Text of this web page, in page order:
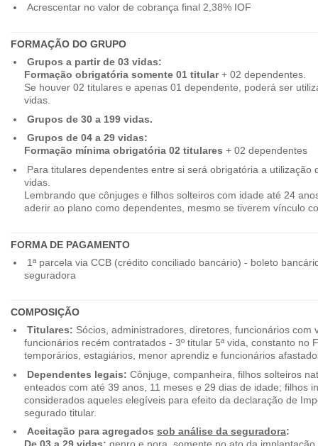
Acrescentar no valor de cobrança final 2,38% IOF
FORMAÇÃO DO GRUPO
Grupos a partir de 03 vidas:
Formação obrigatória somente 01 titular+ 02 dependentes.
Se houver 02 titulares e apenas 01 dependente, poderá ser
vidas.
Grupos de 30 a 199 vidas.
Grupos de 04 a 29 vidas:
Formação mínima obrigatória 02 titulares + 02 dependentes
Para titulares dependentes entre si será obrigatória a utilização
vidas.
Lembrando que cônjuges e filhos solteiros com idade até 24
aderir ao plano como dependentes, mesmo se tiverem vínculo
FORMA DE PAGAMENTO
1ª parcela via CCB (crédito conciliado bancário) - boleto
seguradora
COMPOSIÇÃO
Titulares: Sócios, administradores, diretores, funcionários com
funcionários recém contratados - 3º titular 5ª vida, constanto no
temporários, estagiários, menor aprendiz e funcionários
Dependentes legais: Cônjuge, companheira, filhos solteiros
enteados com até 39 anos, 11 meses e 29 dias de idade; filhos
considerados aqueles elegíveis para efeito da declaração de
segurado titular.
Aceitação para agregados sob análise da seguradora: